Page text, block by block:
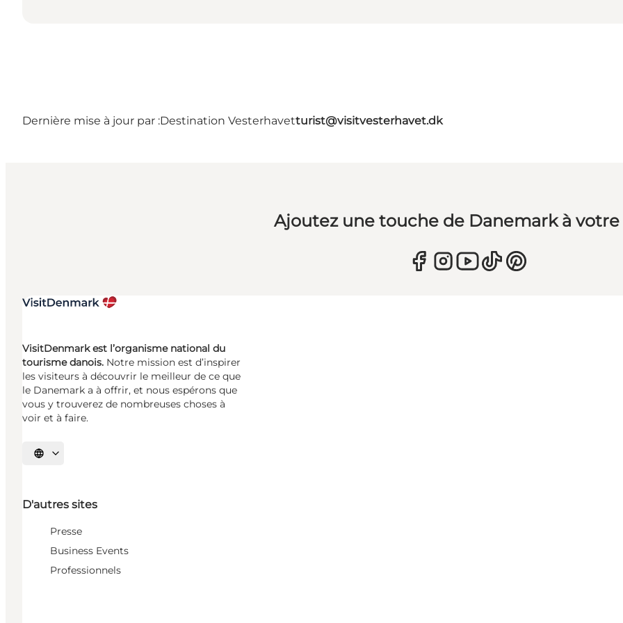
Dernière mise à jour par :Destination Vesterhavetturist@visitvesterhavet.dk
Ajoutez une touche de Danemark à
VisitDenmark est l’organisme national du
tourisme danois. Notre mission est d’inspirer
les visiteurs à découvrir le meilleur de ce que
le Danemark a à offrir, et nous espérons que
vous y trouverez de nombreuses choses à
voir et à faire.
Choisissez la langue
D'autres sites
Presse
Business Events
Professionnels